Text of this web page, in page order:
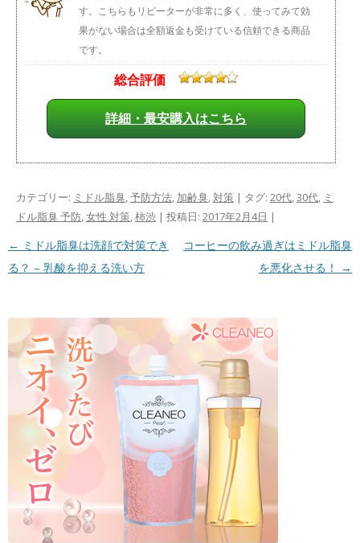
す。こちらもリピーターが非常に多く、使ってみて効
果がない場合は全額返金も受けている信頼できる商品
です。
総合評価
詳細・最安購入はこちら
カテゴリー: ミドル脂臭,予防方法, 加齢臭,対策 | タグ: 20代,30代, ミ
ドル脂臭 予防,女性 対策,柿渋 | 投稿日: 2017年2月4日 |
投稿ナビゲーション
← ミドル脂臭は洗顔で対策でき
る？ – 乳酸を抑える洗い方
コーヒーの飲み過ぎはミドル脂臭
を悪化させる！
→